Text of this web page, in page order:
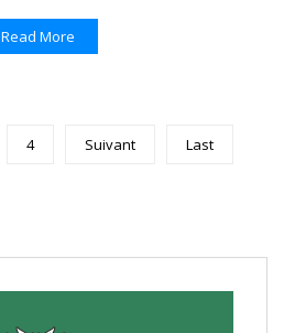
Read More
4 Suivant Last